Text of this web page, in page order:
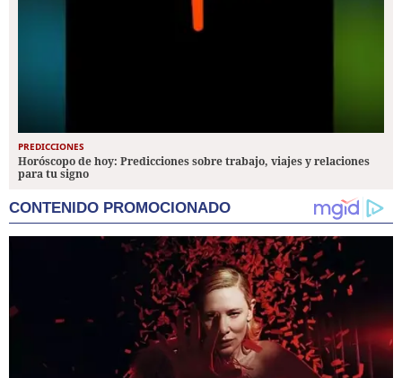
PREDICCIONES
Horóscopo de hoy: Predicciones sobre trabajo, viajes y relaciones
para tu signo
CONTENIDO PROMOCIONADO